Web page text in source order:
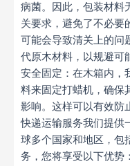
病菌。因此，包装材料
关要求，避免了不必要
可能会导致清关上的问
代原木材料，以规避可
安全固定：在木箱内，
料来固定打蜡机，确保
影响。这样可以有效防
快递运输服务我们提供
球多个国家和地区，包
务，您将享受以下优势